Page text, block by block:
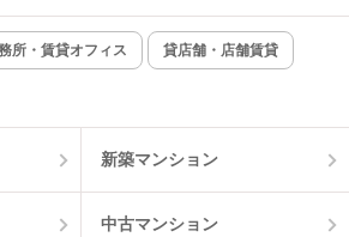
所・賃貸オフィス 貸店舗・店舗賃貸
新築マンション
中古マンション